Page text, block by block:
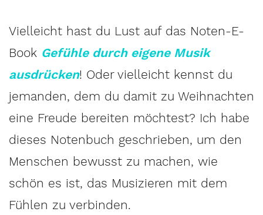
Vielleicht hast du Lust auf das Noten-E-
Book Gefühle durch eigene Musik
ausdrücken! Oder vielleicht kennst du
jemanden, dem du damit zu Weihnachten
eine Freude bereiten möchtest? Ich habe
dieses Notenbuch geschrieben, um den
Menschen bewusst zu machen, wie
schön es ist, das Musizieren mit dem
Fühlen zu verbinden.